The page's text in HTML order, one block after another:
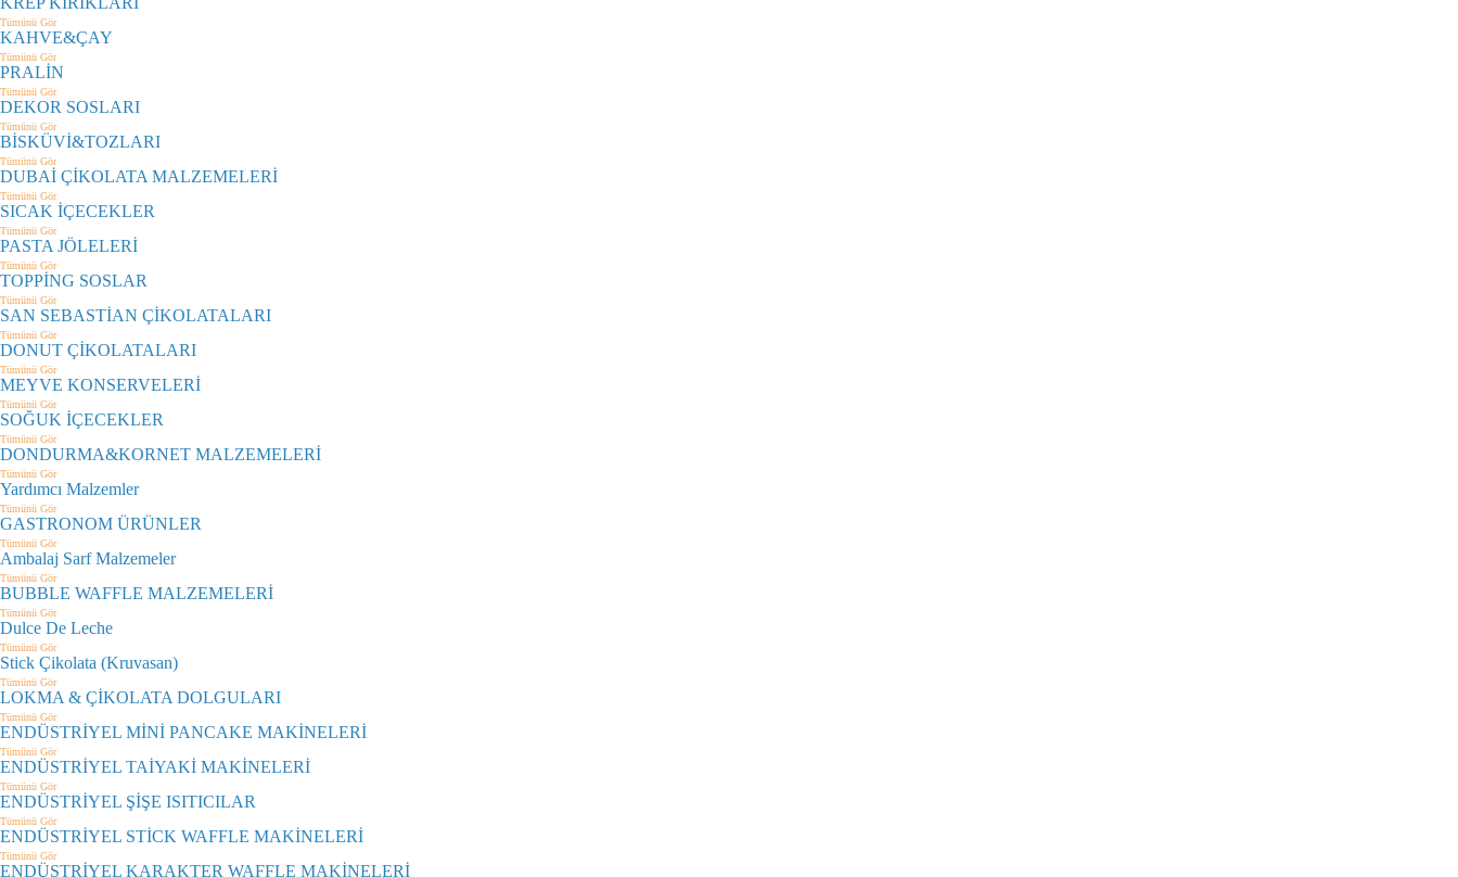
Tümünü Gör
KAHVE&ÇAY
Tümünü Gör
PRALİN
Tümünü Gör
DEKOR SOSLARI
Tümünü Gör
BİSKÜVİ&TOZLARI
Tümünü Gör
DUBAİ ÇİKOLATA MALZEMELERİ
Tümünü Gör
SICAK İÇECEKLER
Tümünü Gör
PASTA JÖLELERİ
Tümünü Gör
TOPPİNG SOSLAR
Tümünü Gör
SAN SEBASTİAN ÇİKOLATALARI
Tümünü Gör
DONUT ÇİKOLATALARI
Tümünü Gör
MEYVE KONSERVELERİ
Tümünü Gör
SOĞUK İÇECEKLER
Tümünü Gör
DONDURMA&KORNET MALZEMELERİ
Tümünü Gör
Yardımcı Malzemler
Tümünü Gör
GASTRONOM ÜRÜNLER
Tümünü Gör
Ambalaj Sarf Malzemeler
Tümünü Gör
BUBBLE WAFFLE MALZEMELERİ
Tümünü Gör
Dulce De Leche
Tümünü Gör
Stick Çikolata (Kruvasan)
Tümünü Gör
LOKMA & ÇİKOLATA DOLGULARI
Tümünü Gör
ENDÜSTRİYEL MİNİ PANCAKE MAKİNELERİ
Tümünü Gör
ENDÜSTRİYEL TAİYAKİ MAKİNELERİ
Tümünü Gör
ENDÜSTRİYEL ŞİŞE ISITICILAR
Tümünü Gör
ENDÜSTRİYEL STİCK WAFFLE MAKİNELERİ
Tümünü Gör
ENDÜSTRİYEL KARAKTER WAFFLE MAKİNELERİ